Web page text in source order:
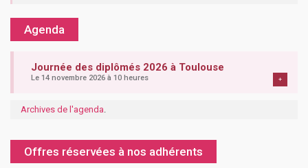
Agenda
Journée des diplômés 2026 à Toulouse
Le 14 novembre 2026 à 10 heures +
Archives de l'agenda.
Offres réservées à nos adhérents